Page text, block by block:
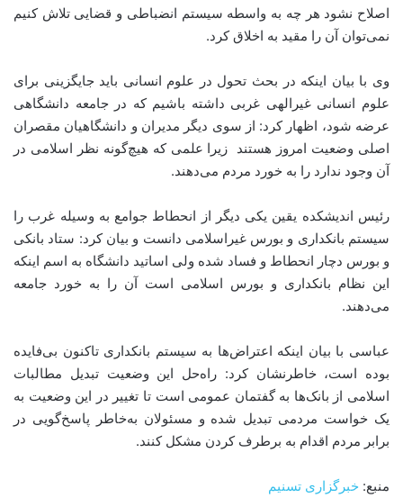
اصلاح نشود هر چه به‌ واسطه سیستم انضباطی و قضایی تلاش کنیم
نمی‌توان آن را مقید به اخلاق کرد.
وی با بیان اینکه در بحث تحول در علوم انسانی باید جایگزینی برای
علوم انسانی غیرالهی غربی داشته باشیم که در جامعه دانشگاهی
عرضه شود، اظهار کرد: از سوی دیگر مدیران و دانشگاهیان مقصران
اصلی وضعیت امروز هستند زیرا علمی که هیچ‌گونه نظر اسلامی در
آن وجود ندارد را به خورد مردم می‌دهند.
رئیس اندیشکده یقین یکی دیگر از انحطاط جوامع به وسیله غرب را
سیستم بانکداری و بورس غیراسلامی دانست و بیان کرد: ستاد بانکی
و بورس دچار انحطاط و فساد شده ولی اساتید دانشگاه به اسم اینکه
این نظام بانکداری و بورس اسلامی است آن را به خورد جامعه
می‌دهند.
عباسی با بیان اینکه اعتراض‌ها به سیستم بانکداری تاکنون بی‌فایده
بوده است، خاطرنشان کرد: راه‌حل این وضعیت تبدیل مطالبات
اسلامی از بانک‌ها به گفتمان عمومی است تا تغییر در این وضعیت به
یک خواست مردمی تبدیل شده و مسئولان به‌خاطر پاسخ‌گویی در
برابر مردم اقدام به برطرف کردن مشکل کنند.
منبع: خبرگزاری تسنیم